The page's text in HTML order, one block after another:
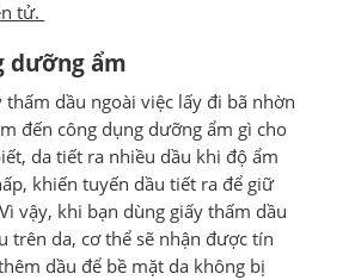
tử.
dưỡng ẩm
thấm dầu ngoài việc lấy đi bã nhờn
đến công dụng dưỡng ẩm gì cho
da tiết ra nhiều dầu khi độ ẩm
khiến tuyến dầu tiết ra để giữ
vậy, khi bạn dùng giấy thấm dầu
trên da, cơ thể sẽ nhận được tín
dầu để bề mặt da không bị